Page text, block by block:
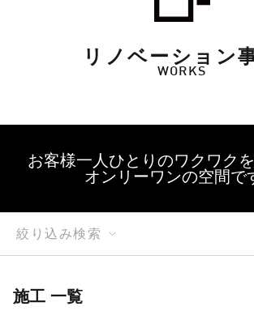
リノベーション
WORKS
お客様一人ひとりのワクワクを
オンリーワンの空間で
絞り込み検索
施工 一覧